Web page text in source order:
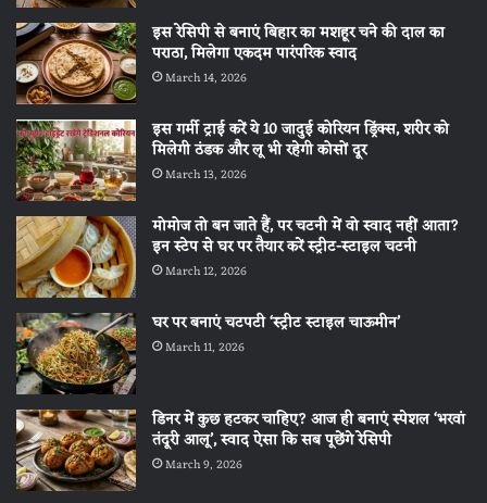
इस रेसिपी से बनाएं बिहार का मशहूर चने की दाल का
पराठा, मिलेगा एकदम पारंपरिक स्वाद
March 14, 2026
इस गर्मी ट्राई करें ये 10 जादुई कोरियन ड्रिंक्स, शरीर को
मिलेगी ठंडक और लू भी रहेगी कोसों दूर
March 13, 2026
मोमोज तो बन जाते हैं, पर चटनी में वो स्वाद नहीं आता?
इन स्टेप से घर पर तैयार करें स्ट्रीट-स्टाइल चटनी
March 12, 2026
घर पर बनाएं चटपटी ‘स्ट्रीट स्टाइल चाऊमीन’
March 11, 2026
डिनर में कुछ हटकर चाहिए? आज ही बनाएं स्पेशल ‘भरवां
तंदूरी आलू’, स्वाद ऐसा कि सब पूछेंगे रेसिपी
March 9, 2026